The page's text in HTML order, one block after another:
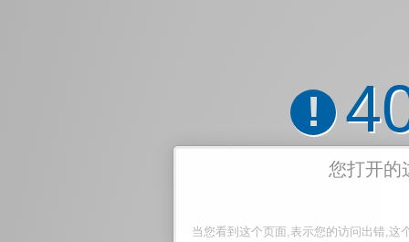
!
您打开的
当您看到这个页面,表示您的访问出错,这